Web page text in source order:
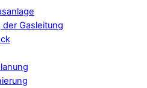
Gasleitung